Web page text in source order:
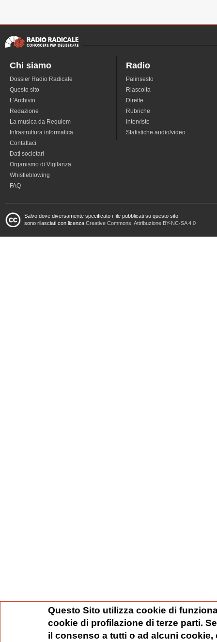
Chi siamo
Dossier Radio Radicale
Questo sito
L'Archivio
Redazione
La musica da Requiem
Infrastruttura informatica
Contattaci
Dati societari
Organismo di Vigilanza
Whistleblowing
FAQ
Radio
Palinsesto
Riascolta
Dirette
Rubriche
Interviste
Statistiche audio/video
Salvo dove diversamente specificato i file pubblicati su questo sito
sono rilasciati con licenza Creative Commons: Attribuzione BY-NC-SA 4.0
Questo Sito utilizza cookie di
cookie di profilazione di terze parti.
il consenso a tutti o ad alcuni